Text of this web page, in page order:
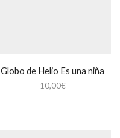
Globo de Helio Es una niña
10,00€